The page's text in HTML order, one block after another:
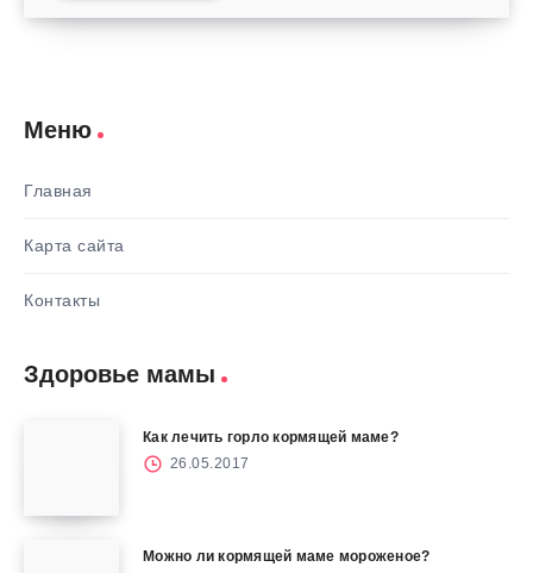
Меню
Главная
Карта сайта
Контакты
Здоровье мамы
Как лечить горло кормящей маме?
26.05.2017
Можно ли кормящей маме мороженое?